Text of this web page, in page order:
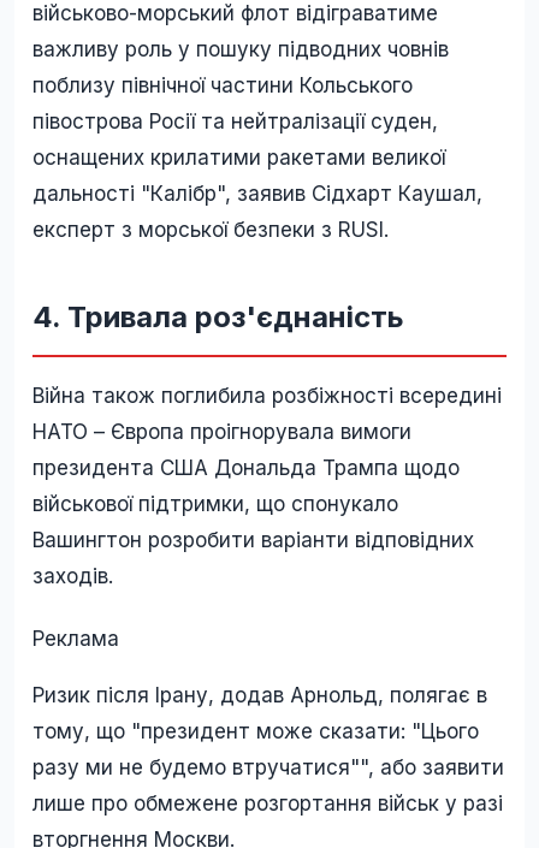
військово-морський флот відіграватиме
важливу роль у пошуку підводних човнів
поблизу північної частини Кольського
півострова Росії та нейтралізації суден,
оснащених крилатими ракетами великої
дальності "Калібр", заявив Сідхарт Каушал,
експерт з морської безпеки з RUSI.
4. Тривала роз'єднаність
Війна також поглибила розбіжності всередині
НАТО – Європа проігнорувала вимоги
президента США Дональда Трампа щодо
військової підтримки, що спонукало
Вашингтон розробити варіанти відповідних
заходів.
Реклама
Ризик після Ірану, додав Арнольд, полягає в
тому, що "президент може сказати: "Цього
разу ми не будемо втручатися"", або заявити
лише про обмежене розгортання військ у разі
вторгнення Москви.